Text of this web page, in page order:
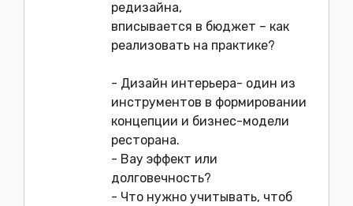
редизайна,
вписывается в бюджет – как
реализовать на практике?
- Дизайн интерьера- один из
инструментов в формировании
концепции и бизнес-модели
ресторана.
- Вау эффект или
долговечность?
- Что нужно учитывать, чтоб